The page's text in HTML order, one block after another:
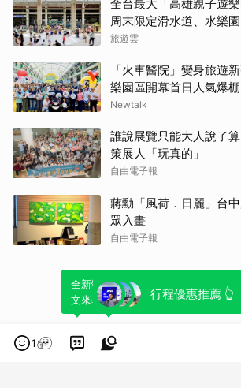
全台最大「高雄親子遊
周末限定滑水道、水樂園
旅遊雲
「火車醫院」變身旅遊
樂園區開幕首日人氣爆棚
Newtalk
誰說展覽只能大人說了
策展人「玩真的」
自由電子報
蔣勳「風荷．日麗」台
眾入畫
自由電子報
行程優惠推薦 👆
1
全新體驗！一鍵引用此內容，透過發布
文來輕鬆表達個人立場。
可以轉發或引用此內容至自己
來發表您的評論或觀點。